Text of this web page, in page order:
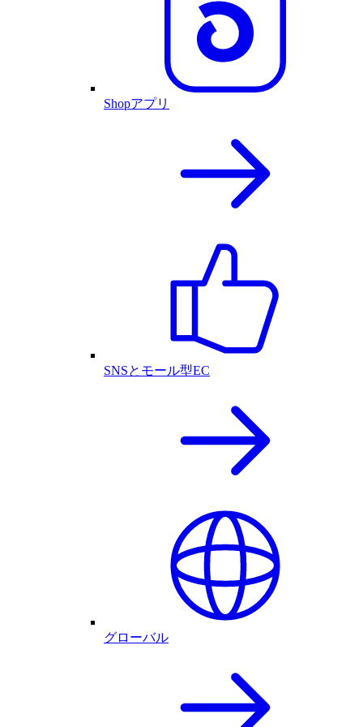
Shopアプリ
SNSとモール型EC
グローバル